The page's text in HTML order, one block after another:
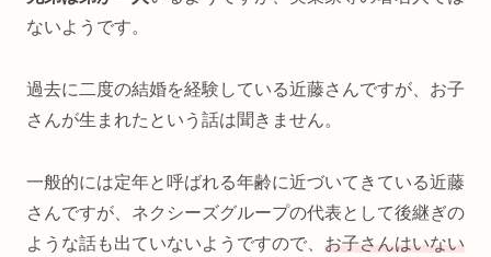
ないようです。
過去に二度の結婚を経験している近藤さんですが、お子
さんが生まれたという話は聞きません。
一般的には定年と呼ばれる年齢に近づいてきている近藤
さんですが、ネクシーズグループの代表として後継ぎの
ような話も出ていないようですので、 お子さんはいない